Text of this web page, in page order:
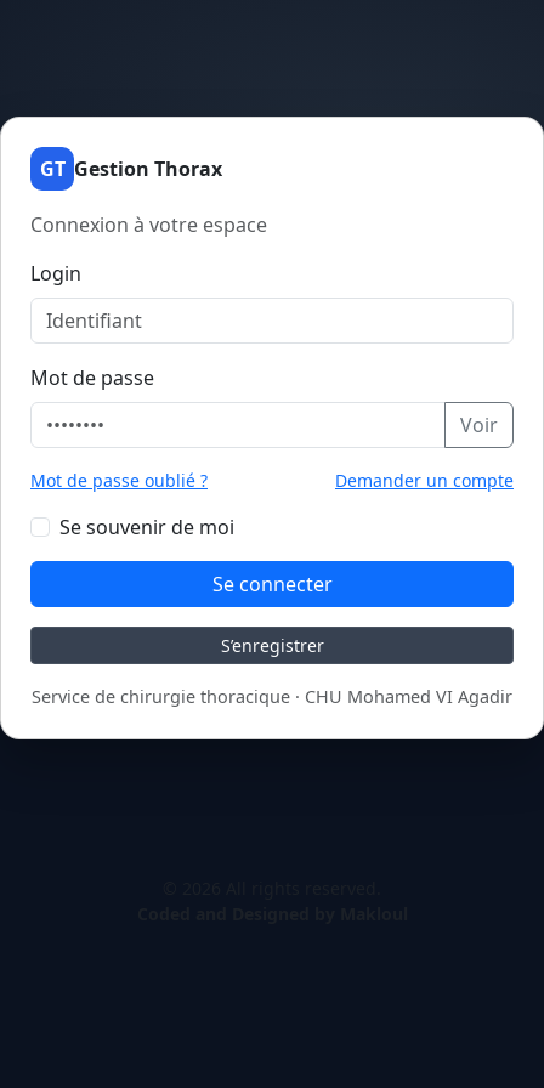
GT Gestion Thorax
Connexion à votre espace
Login
Mot de passe
Voir
Mot de passe oublié ? Demander un compte
Se souvenir de moi
Se connecter
S’enregistrer
Service de chirurgie thoracique · CHU Mohamed VI Agadir